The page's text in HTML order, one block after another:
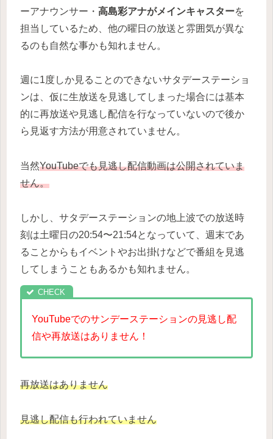
ーアナウンサー・ 高島彩アナがメインキャスターを
担当しているため、他の曜日の放送と雰囲気が異な
るのも自然な事かも知れません。
週に1度しか見ることのできないサタデーステーショ
ンは、仮に生放送を見逃してしまった場合には基本
的に再放送や見逃し配信を行なっていないので後か
ら見返す方法が用意されていません。
当然YouTubeでも見逃し配信動画は公開されていま
せん。
しかし、サタデーステーションの地上波での放送時
刻は土曜日の20:54〜21:54となっていて、週末であ
ることからもイベントやお出掛けなどで番組を見逃
してしまうこともあるかも知れません。
YouTubeでのサンデーステーションの見逃し配
信や再放送はありません！
再放送はありません
見逃し配信も行われていません